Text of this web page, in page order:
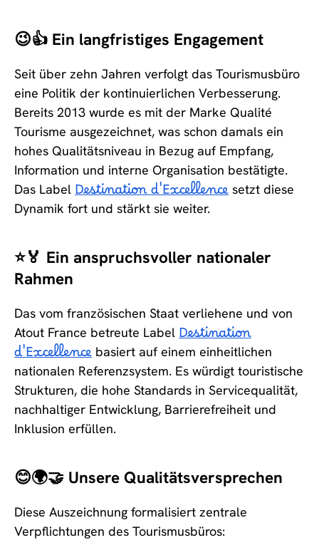
😉👍 Ein langfristiges Engagement
Seit über zehn Jahren verfolgt das Tourismusbüro
eine Politik der kontinuierlichen Verbesserung.
Bereits 2013 wurde es mit der Marke Qualité
Tourisme ausgezeichnet, was schon damals ein
hohes Qualitätsniveau in Bezug auf Empfang,
Information und interne Organisation bestätigte.
Das Label Destination d'Excellence setzt diese
Dynamik fort und stärkt sie weiter.
⭐🏅 Ein anspruchsvoller nationaler
Rahmen
Das vom französischen Staat verliehene und von
Atout France betreute Label Destination
d'Excellence basiert auf einem einheitlichen
nationalen Referenzsystem. Es würdigt touristische
Strukturen, die hohe Standards in Servicequalität,
nachhaltiger Entwicklung, Barrierefreiheit und
Inklusion erfüllen.
😊🌍🤝 Unsere Qualitätsversprechen
Diese Auszeichnung formalisiert zentrale
Verpflichtungen des Tourismusbüros: